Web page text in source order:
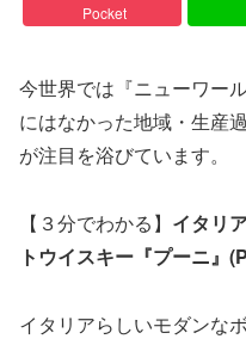
Pocket
今世界では『ニューワー
にはなかった地域・生産
が注目を浴びています。
【３分でわかる】 イタリ
トウイスキー『プーニ』
イタリアらしいモダンな